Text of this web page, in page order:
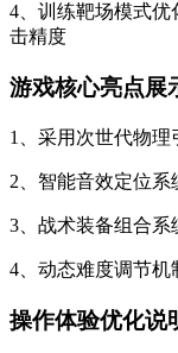
4、训练靶场模式
击精度
游戏核心亮点展
1、采用次世代物
2、智能音效定位
3、战术装备组合
4、动态难度调节
操作体验优化说